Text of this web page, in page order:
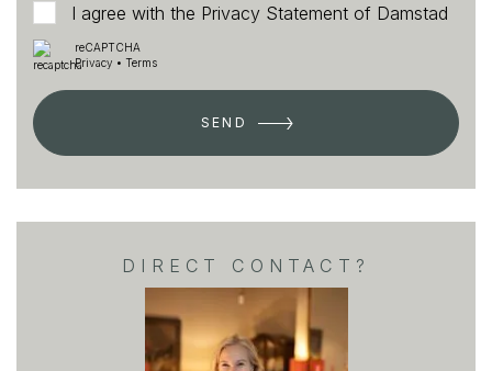
I agree with the Privacy Statement of Damstad
reCAPTCHA
Privacy • Terms
SEND
DIRECT CONTACT?